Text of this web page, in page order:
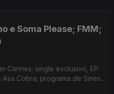
e Soma Please; FMM;
Cannes; single exclusivo, EP
Cobra; programa de Sines